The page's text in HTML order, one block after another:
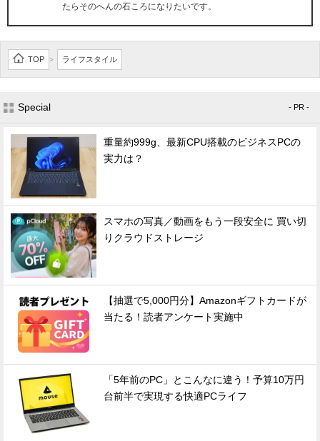
たらそのへんの石ころになりたいです。
TOP > ライフスタイル
Special - PR -
重量約999g、最新CPU搭載のビジネスPCの
実力は？
スマホの写真／動画をもう一段安全に 買い切
りクラウドストレージ
【抽選で5,000円分】Amazonギフトカードが
当たる！読者アンケート実施中
「5年前のPC」とこんなに違う！予算10万円
台前半で実現する快適PCライフ